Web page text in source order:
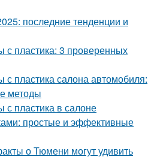
последние тенденции и
с пластика: 3 проверенных
с пластика салона автомобиля:
методы
с пластика в салоне
простые и эффективные
о Тюмени могут удивить